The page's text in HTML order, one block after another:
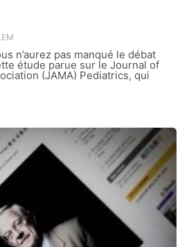
n’aurez pas manqué le débat
étude parue sur le Journal of
(JAMA) Pediatrics, qui